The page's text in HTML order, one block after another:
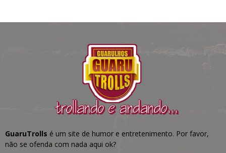
GuaruTrolls é um site de humor e entretenimento. Por favor,
não se ofenda com nada aqui ok?